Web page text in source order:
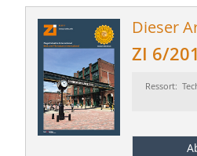
Dieser
ZI 6/
Ressort: